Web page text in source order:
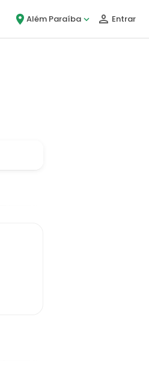
Além Paraíba Entrar